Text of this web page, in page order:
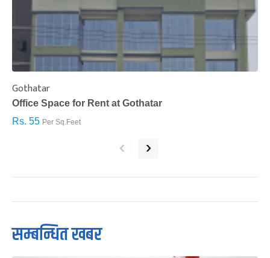
Gothatar
Office Space for Rent at Gothatar
Rs. 55 Per Sq.Feet
‹ ›
सम्बन्धित खबर